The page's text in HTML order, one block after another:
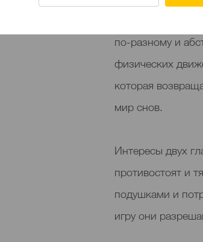
del
evento
"NaNa —
по-разному и
физических
которая
мир снов.
Интересы двух
противостоят и
подушками и
игру они